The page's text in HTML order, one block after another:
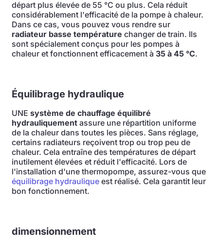
départ plus élevée de 55 °C ou plus. Cela réduit
considérablement l'efficacité de la pompe à chaleur.
Dans ce cas, vous pouvez vous rendre sur
radiateur basse température changer de train. Ils
sont spécialement conçus pour les pompes à
chaleur et fonctionnent efficacement à 35 à 45 °C.
Équilibrage hydraulique
UNE système de chauffage équilibré
hydrauliquement assure une répartition uniforme
de la chaleur dans toutes les pièces. Sans réglage,
certains radiateurs reçoivent trop ou trop peu de
chaleur. Cela entraîne des températures de départ
inutilement élevées et réduit l'efficacité. Lors de
l'installation d'une thermopompe, assurez-vous que
équilibrage hydraulique est réalisé. Cela garantit leur
bon fonctionnement.
dimensionnement